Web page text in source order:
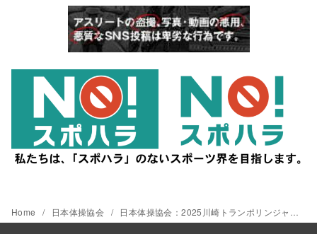
Home 日本体操協会 日本体操協会：2025川崎トランポリンジャパンオープン